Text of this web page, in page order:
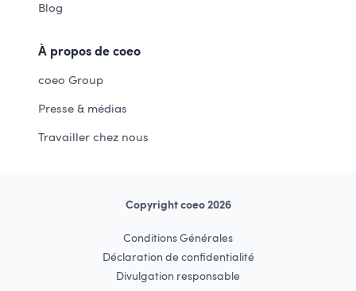
Blog
À propos de coeo
coeo Group
Presse & médias
Travailler chez nous
Copyright coeo 2026
Conditions Générales
Déclaration de confidentialité
Divulgation responsable